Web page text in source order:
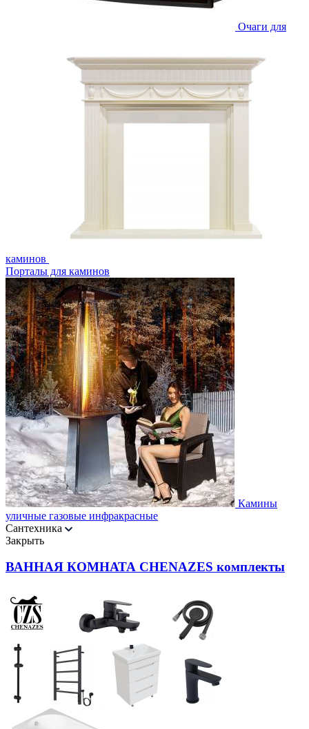
Очаги для
каминов
Порталы для каминов
Камины
уличные газовые инфракрасные
Сантехника
Закрыть
ВАННАЯ КОМНАТА CHENAZES комплекты